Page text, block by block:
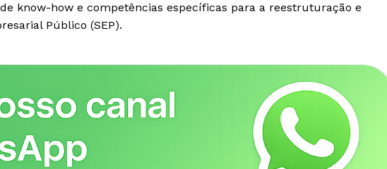
know-how e competências específicas para a reestruturação e
Público (SEP).